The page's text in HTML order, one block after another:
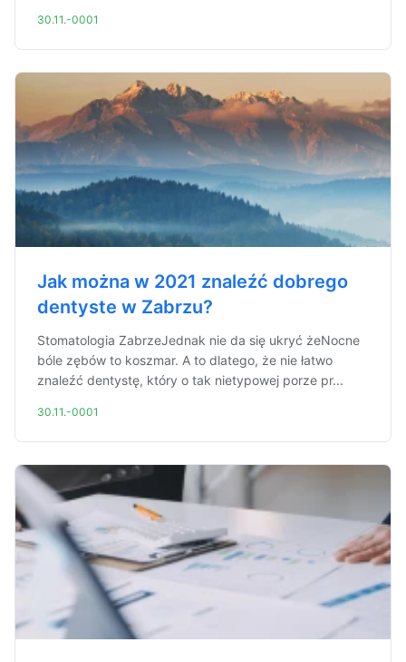
30.11.-0001
Jak można w 2021 znaleźć dobrego
dentyste w Zabrzu?
Stomatologia ZabrzeJednak nie da się ukryć żeNocne
bóle zębów to koszmar. A to dlatego, że nie łatwo
znaleźć dentystę, który o tak nietypowej porze pr...
30.11.-0001